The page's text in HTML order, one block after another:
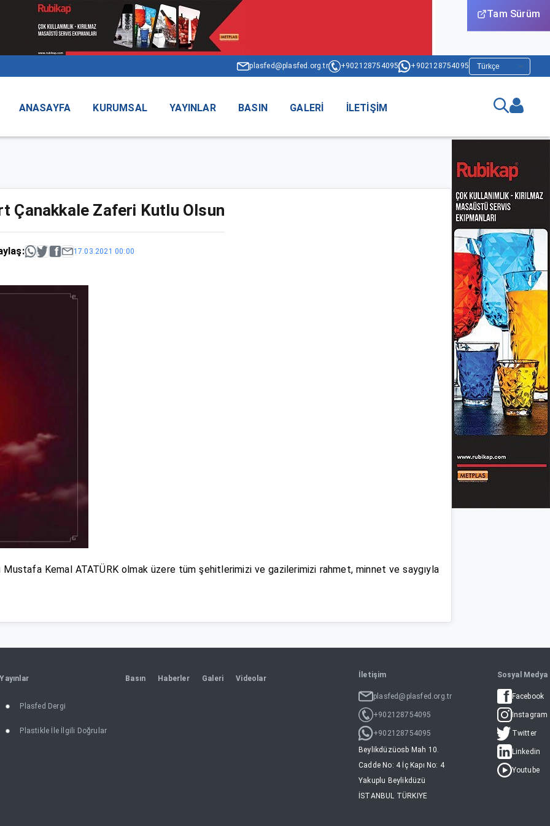
Tam Sürüm
plasfed@plasfed.org.tr +902128754095 +902128754095
ANASAYFA KURUMSAL YAYINLAR BASIN GALERI İLETIŞIM
Çanakkale Zaferi Kutlu Olsun
17.03.2021 00:00
Kemal ATATÜRK olmak üzere tüm şehitlerimizi ve gazilerimizi rahmet, minnet ve saygıyla
Yayınlar
Plasfed Dergi
Plastikle İle İlgili Doğrular
Basın Haberler Galeri Videolar İletişim
plasfed@plasfed.org.tr
+902128754095
+902128754095
Beylikdüzüosb Mah 10.
Cadde No: 4 İç Kapı No: 4
Yakuplu Beylikdüzü
İSTANBUL TÜRKIYE
Sosyal Medya
Facebook
Instagram
Twitter
Linkedin
Youtube